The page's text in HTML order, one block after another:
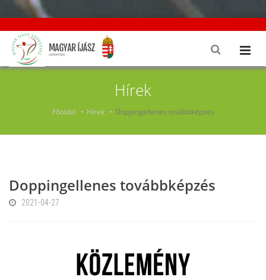
Hírek
Főoldal Hírek Doppingellenes továbbképzés
Doppingellenes továbbképzés
2021-04-27